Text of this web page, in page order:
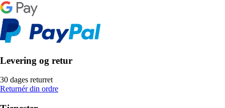
Levering og retur
30 dages returret
Returnér din ordre